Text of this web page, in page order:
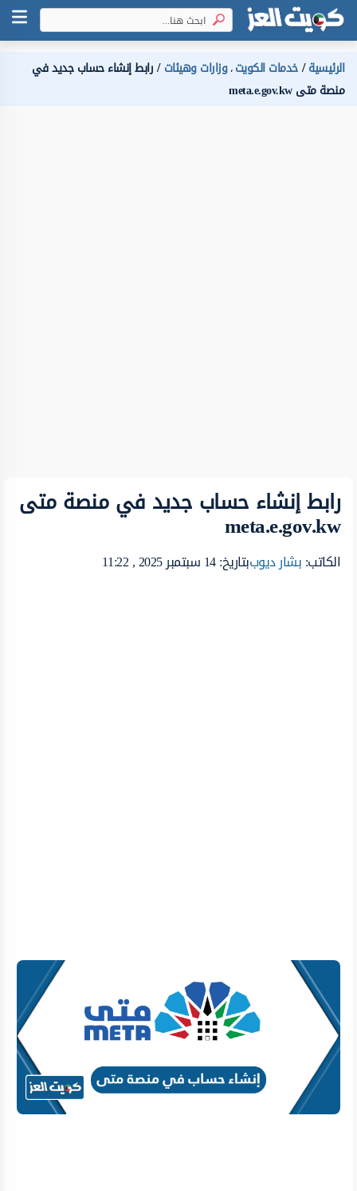
الرئيسية خدمات الكويت،وزارات وهيئات رابط إنشاء حساب جديد في
منصة متى meta.e.gov.kw
رابط إنشاء حساب جديد في منصة متى
meta.e.gov.kw
الكاتب:بشار ديوببتاريخ: 14 سبتمبر 2025 , 11:22